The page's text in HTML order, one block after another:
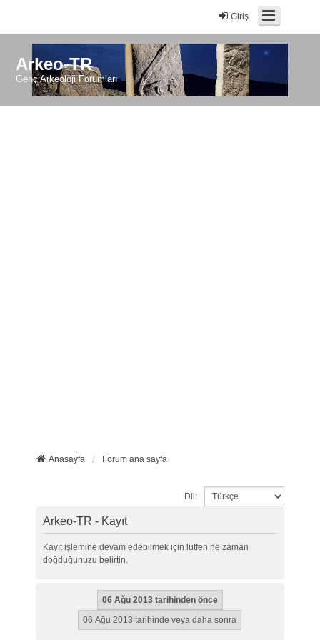
Giriş
Arkeo-TR
Genç Arkeoloji Forumları
Anasayfa Forum ana sayfa
Dil:
Arkeo-TR - Kayıt
Kayıt işlemine devam edebilmek için lütfen ne zaman
doğduğunuzu belirtin.